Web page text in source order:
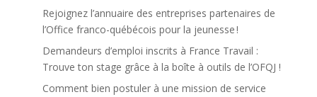
Rejoignez l’annuaire des entreprises partenaires de
l’Office franco-québécois pour la jeunesse !
Demandeurs d’emploi inscrits à France Travail :
Trouve ton stage grâce à la boîte à outils de l’OFQJ !
Comment bien postuler à une mission de service